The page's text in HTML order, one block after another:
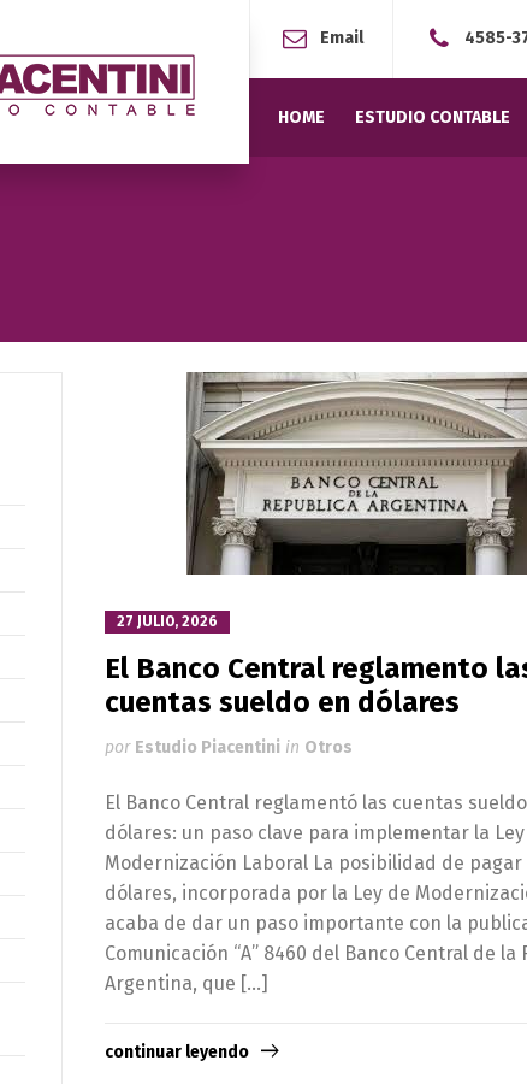
Email 4585-
HOME ESTUDIO CONTABLE
27 JULIO, 2026
El Banco Central reglamento
cuentas sueldo en dólares
por Estudio Piacentini in Otros
El Banco Central reglamentó las cuentas
dólares: un paso clave para implementar la
Modernización Laboral La posibilidad de pagar
dólares, incorporada por la Ley de
acaba de dar un paso importante con la
Comunicación “A” 8460 del Banco Central de la
Argentina, que […]
continuar leyendo